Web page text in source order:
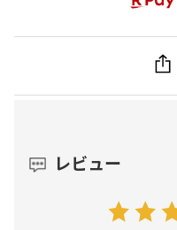
レビュー